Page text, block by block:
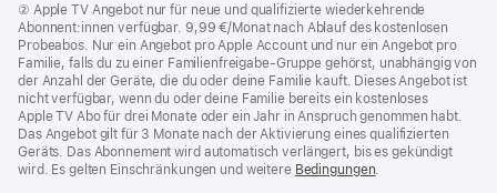
Fußnote
② Apple TV Angebot nur für neue und qualifizierte wiederkehrende
Abonnent:innen verfügbar. 9,99 €/Monat nach Ablauf des kostenlosen
Probeabos. Nur ein Angebot pro Apple Account und nur ein Angebot pro
Familie, falls du zu einer Familienfreigabe-Gruppe gehörst, unabhängig von
der Anzahl der Geräte, die du oder deine Familie kauft. Dieses Angebot ist
nicht verfügbar, wenn du oder deine Familie bereits ein kostenloses
Apple TV Abo für drei Monate oder ein Jahr in Anspruch genommen habt.
Das Angebot gilt für 3 Monate nach der Aktivierung eines qualifizierten
Geräts. Das Abonnement wird automatisch verlängert, bis es gekündigt
wird. Es gelten Einschränkungen und weitere Bedingungen